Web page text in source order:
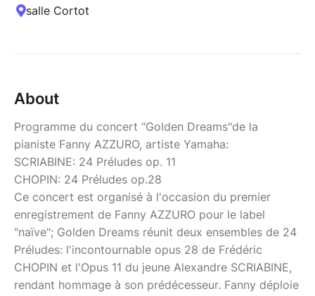
salle Cortot
About
Programme du concert "Golden Dreams"de la
pianiste Fanny AZZURO, artiste Yamaha:
SCRIABINE: 24 Préludes op. 11
CHOPIN: 24 Préludes op.28
Ce concert est organisé à l'occasion du premier
enregistrement de Fanny AZZURO pour le label
"naïve"; Golden Dreams réunit deux ensembles de 24
Préludes: l'incontournable opus 28 de Frédéric
CHOPIN et l'Opus 11 du jeune Alexandre SCRIABINE,
rendant hommage à son prédécesseur. Fanny déploie